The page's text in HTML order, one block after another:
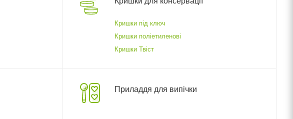
Кришки під ключ
Кришки поліетиленові
Кришки Твіст
Приладдя для випічки